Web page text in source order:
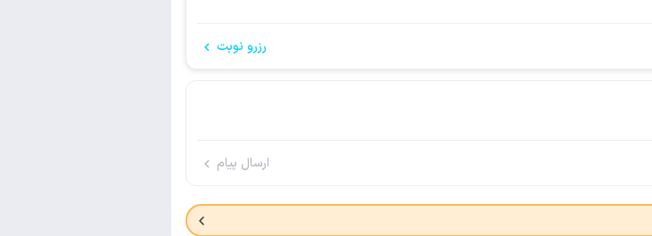
رزرو نوبت
ارسال پیام